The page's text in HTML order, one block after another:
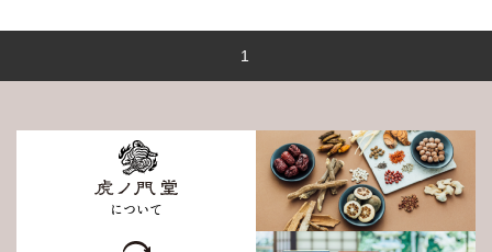
1
について